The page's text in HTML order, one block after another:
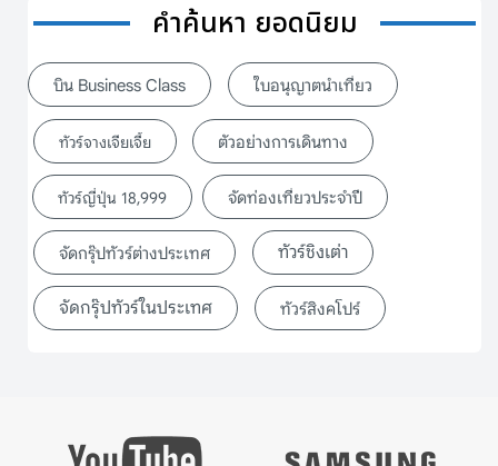
คำค้นหา ยอดนิยม
บิน Business Class ใบอนุญาตนำเที่ยว
ทัวร์จางเจียเจี้ย ตัวอย่างการเดินทาง
ทัวร์ญี่ปุ่น 18,999 จัดท่องเที่ยวประจำปี
จัดกรุ๊ปทัวร์ต่างประเทศ ทัวร์ชิงเต่า
จัดกรุ๊ปทัวร์ในประเทศ ทัวร์สิงคโปร์